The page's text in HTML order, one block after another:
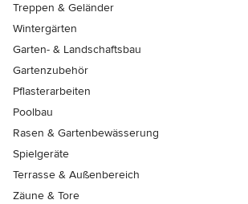
Treppen & Geländer
Wintergärten
Garten- & Landschaftsbau
Gartenzubehör
Pflasterarbeiten
Poolbau
Rasen & Gartenbewässerung
Spielgeräte
Terrasse & Außenbereich
Zäune & Tore